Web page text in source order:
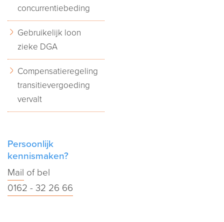
concurrentiebeding
Gebruikelijk loon
zieke DGA
Compensatieregeling
transitievergoeding
vervalt
Persoonlijk
kennismaken?
Mail of bel
0162 - 32 26 66